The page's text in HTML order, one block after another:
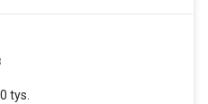
tys.